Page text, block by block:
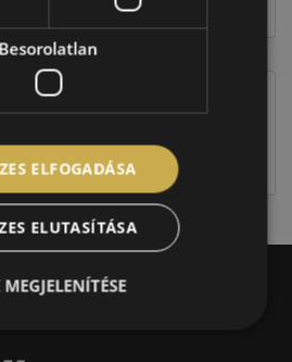
címke adatok tájékoztató
kerül kiszállításra.
Besorolatlan
ELFOGADÁSA
ELUTASÍTÁSA
MEGJELENÍTÉSE